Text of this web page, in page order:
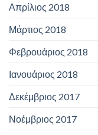
Απρίλιος 2018
Μάρτιος 2018
Φεβρουάριος 2018
Ιανουάριος 2018
Δεκέμβριος 2017
Νοέμβριος 2017